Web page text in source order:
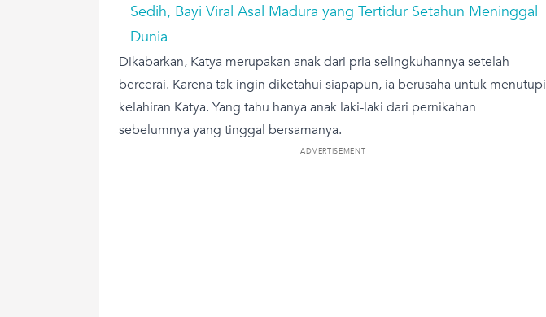
Sedih, Bayi Viral Asal Madura yang Tertidur Setahun Meninggal
Dunia
Dikabarkan, Katya merupakan anak dari pria selingkuhannya setelah
bercerai. Karena tak ingin diketahui siapapun, ia berusaha untuk menutupi
kelahiran Katya. Yang tahu hanya anak laki-laki dari pernikahan
sebelumnya yang tinggal bersamanya.
ADVERTISEMENT